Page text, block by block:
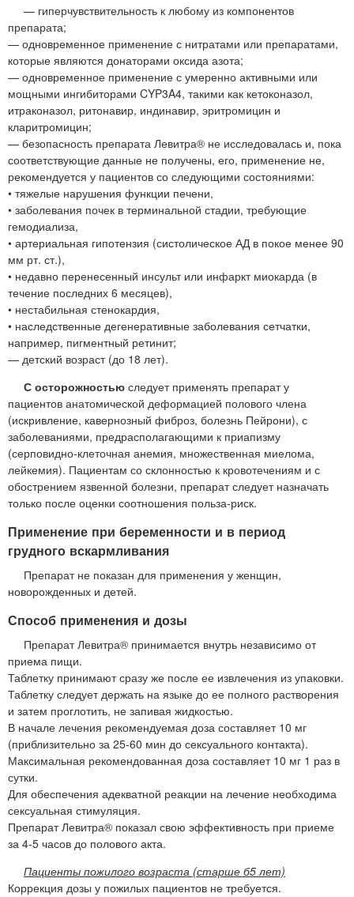
— гиперчувствительность к любому из компонентов
препарата;
— одновременное применение с нитратами или препаратами,
которые являются донаторами оксида азота;
— одновременное применение с умеренно активными или
мощными ингибиторами CYP3A4, такими как кетоконазол,
итраконазол, ритонавир, индинавир, эритромицин и
кларитромицин;
— безопасность препарата Левитра® не исследовалась и, пока
соответствующие данные не получены, его, применение не,
рекомендуется у пациентов со следующими состояниями:
• тяжелые нарушения функции печени,
• заболевания почек в терминальной стадии, требующие
гемодиализа,
• артериальная гипотензия (систолическое АД в покое менее 90
мм рт. ст.),
• недавно перенесенный инсульт или инфаркт миокарда (в
течение последних 6 месяцев),
• нестабильная стенокардия,
• наследственные дегенеративные заболевания сетчатки,
например, пигментный ретинит;
— детский возраст (до 18 лет).
С осторожностью следует применять препарат у
пациентов анатомической деформацией полового члена
(искривление, кавернозный фиброз, болезнь Пейрони), с
заболеваниями, предрасполагающими к приапизму
(серповидно-клеточная анемия, множественная миелома,
лейкемия). Пациентам со склонностью к кровотечениям и с
обострением язвенной болезни, препарат следует назначать
только после оценки соотношения польза-риск.
Применение при беременности и в период
грудного вскармливания
Препарат не показан для применения у женщин,
новорожденных и детей.
Способ применения и дозы
Препарат Левитра® принимается внутрь независимо от
приема пищи.
Таблетку принимают сразу же после ее извлечения из упаковки.
Таблетку следует держать на языке до ее полного растворения
и затем проглотить, не запивая жидкостью.
В начале лечения рекомендуемая доза составляет 10 мг
(приблизительно за 25-60 мин до сексуального контакта).
Максимальная рекомендованная доза составляет 10 мг 1 раз в
сутки.
Для обеспечения адекватной реакции на лечение необходима
сексуальная стимуляция.
Препарат Левитра® показал свою эффективность при приеме
за 4-5 часов до полового акта.
Пациенты пожилого возраста (старше б5 лет)
Коррекция дозы у пожилых пациентов не требуется.